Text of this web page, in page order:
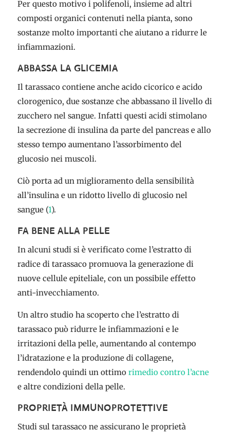
Per questo motivo i polifenoli, insieme ad altri
composti organici contenuti nella pianta, sono
sostanze molto importanti che aiutano a ridurre le
infiammazioni.
ABBASSA LA GLICEMIA
Il tarassaco contiene anche acido cicorico e acido
clorogenico, due sostanze che abbassano il livello di
zucchero nel sangue. Infatti questi acidi stimolano
la secrezione di insulina da parte del pancreas e allo
stesso tempo aumentano l’assorbimento del
glucosio nei muscoli.
Ciò porta ad un miglioramento della sensibilità
all’insulina e un ridotto livello di glucosio nel
sangue (1).
FA BENE ALLA PELLE
In alcuni studi si è verificato come l’estratto di
radice di tarassaco promuova la generazione di
nuove cellule epiteliale, con un possibile effetto
anti-invecchiamento.
Un altro studio ha scoperto che l’estratto di
tarassaco può ridurre le infiammazioni e le
irritazioni della pelle, aumentando al contempo
l’idratazione e la produzione di collagene,
rendendolo quindi un ottimo rimedio contro l’acne
e altre condizioni della pelle.
PROPRIETÀ IMMUNOPROTETTIVE
Studi sul tarassaco ne assicurano le proprietà